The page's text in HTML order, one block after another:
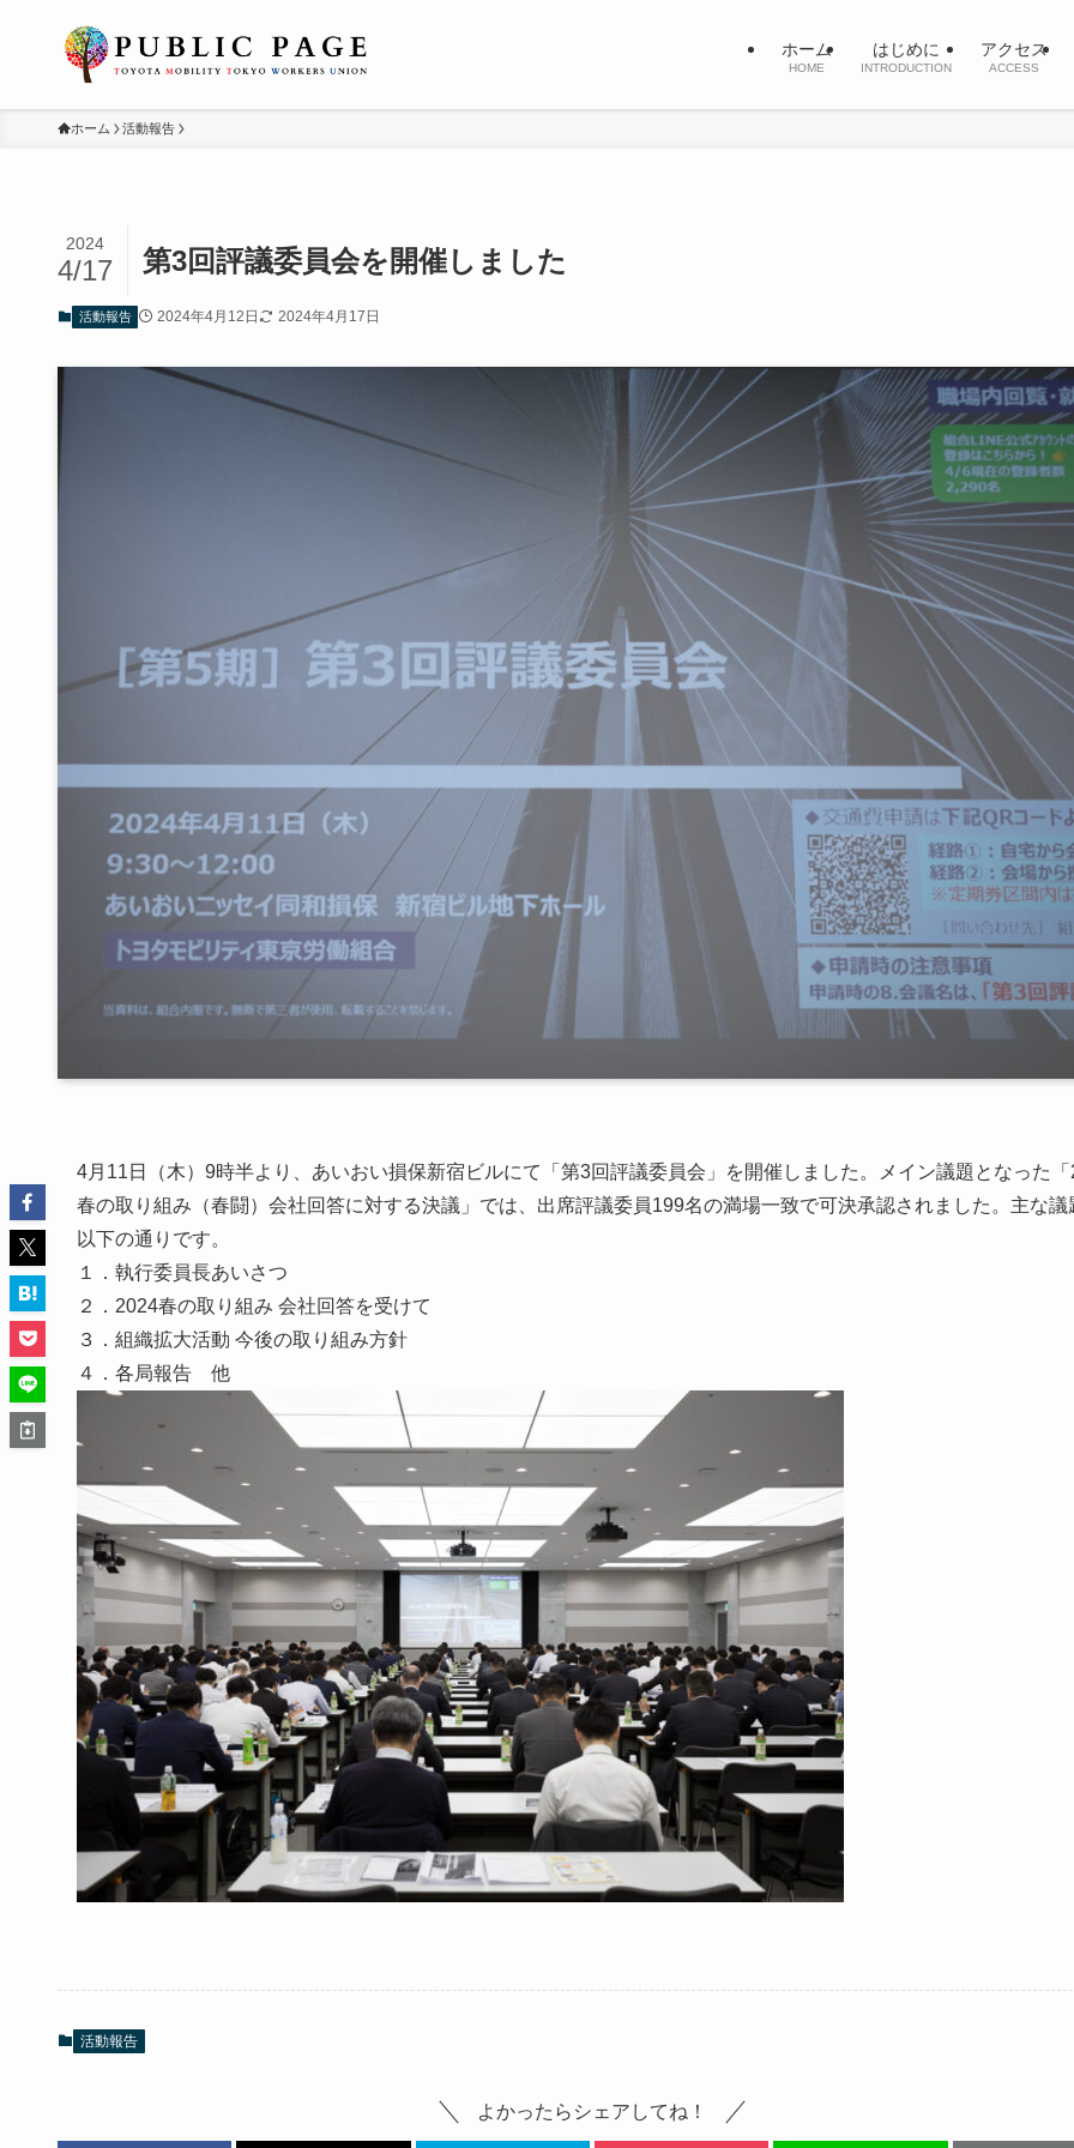
ホーム
HOME
はじめに
INTRODUCTION
アクセス
ACCESS
ホーム 活動報告
第3回評議委員会を開催しました
2024
4/17
活動報告 2024年4月12日 2024年4月17日
4月11日（木）9時半より、あいおい損保新宿ビルにて「第3回評議委員会」を開催しました。メイン議題となった
春の取り組み（春闘）会社回答に対する決議」では、出席評議委員199名の満場一致で可決承認されました。主な議
以下の通りです。
１．執行委員長あいさつ
２．2024春の取り組み 会社回答を受けて
３．組織拡大活動 今後の取り組み方針
４．各局報告 他
活動報告
よかったらシェアしてね！